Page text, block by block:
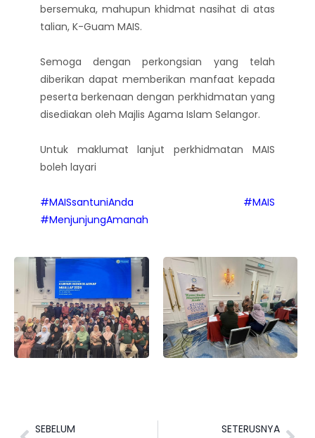
bersemuka, mahupun khidmat nasihat di atas
talian, K-Guam MAIS.
Semoga dengan perkongsian yang telah
diberikan dapat memberikan manfaat kepada
peserta berkenaan dengan perkhidmatan yang
disediakan oleh Majlis Agama Islam Selangor.
Untuk maklumat lanjut perkhidmatan MAIS
boleh layari
#MAISsantuniAnda
#MAIS
#MenjunjungAmanah
SEBELUM SETERUSNYA